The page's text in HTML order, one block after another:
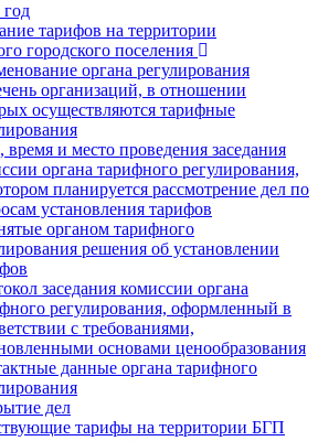
год
тарифов на территории
городского поселения
органа регулирования
организаций, в отношении
осуществляются тарифные
время и место проведения заседания
органа тарифного регулирования,
планируется рассмотрение дел по
установления тарифов
органом тарифного
решения об установлении
заседания комиссии органа
регулирования, оформленный в
с требованиями,
основами ценообразования
данные органа тарифного
дел
тарифы на территории БГП